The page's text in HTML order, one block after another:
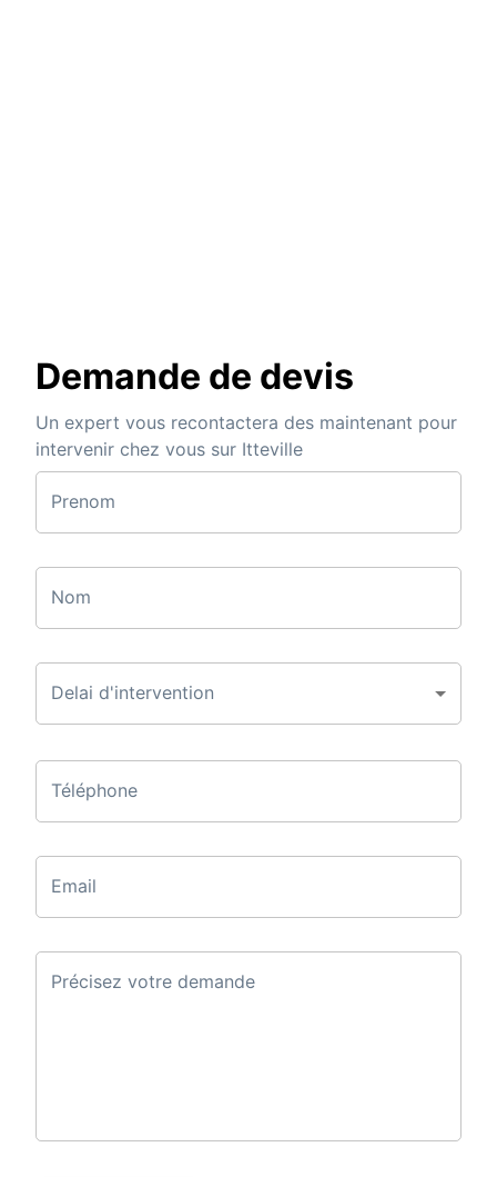
Demande de devis
Un expert vous recontactera des maintenant pour
intervenir chez vous sur Itteville
Prenom
Nom
Delai d'intervention
Téléphone
Email
Précisez votre demande